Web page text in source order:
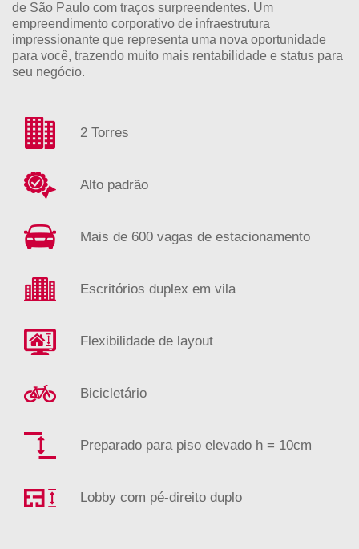
de São Paulo com traços surpreendentes. Um
empreendimento corporativo de infraestrutura
impressionante que representa uma nova oportunidade
para você, trazendo muito mais rentabilidade e status para
seu negócio.
2 Torres
Alto padrão
Mais de 600 vagas de estacionamento
Escritórios duplex em vila
Flexibilidade de layout
Bicicletário
Preparado para piso elevado h = 10cm
Lobby com pé-direito duplo